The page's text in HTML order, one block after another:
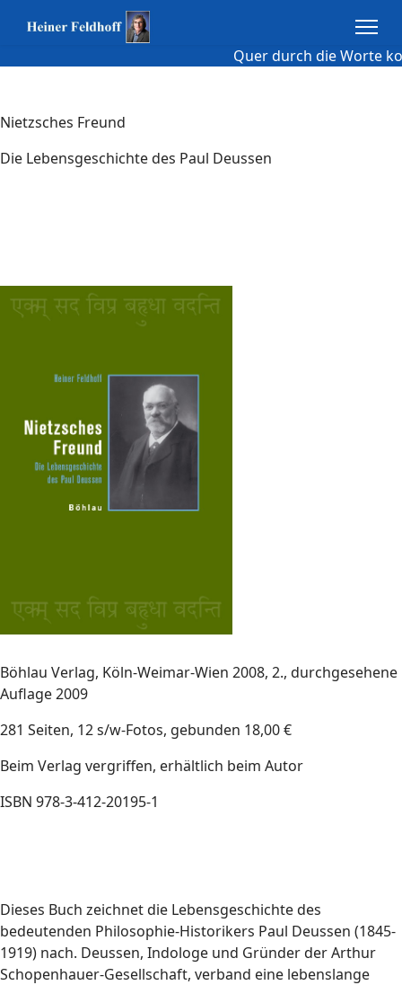
Quer durch die Worte
Nietzsches Freund
Die Lebensgeschichte des Paul Deussen
Böhlau Verlag, Köln-Weimar-Wien 2008, 2., durchgesehene
Auflage 2009
281 Seiten, 12 s/w-Fotos, gebunden 18,00 €
Beim Verlag vergriffen, erhältlich beim Autor
ISBN 978-3-412-20195-1
Dieses Buch zeichnet die Lebensgeschichte des
bedeutenden Philosophie-Historikers Paul Deussen (1845-
1919) nach. Deussen, Indologe und Gründer der Arthur
Schopenhauer-Gesellschaft, verband eine lebenslange